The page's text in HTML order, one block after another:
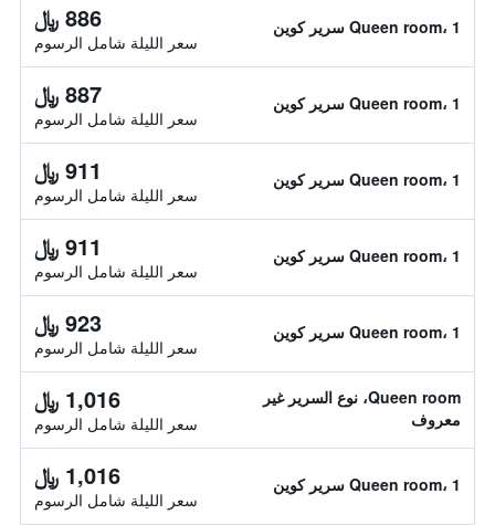
Queen room، 1 سرير كوين 886 ﷼
سعر الليلة شامل الرسوم
Queen room، 1 سرير كوين 887 ﷼
سعر الليلة شامل الرسوم
Queen room، 1 سرير كوين 911 ﷼
سعر الليلة شامل الرسوم
Queen room، 1 سرير كوين 911 ﷼
سعر الليلة شامل الرسوم
Queen room، 1 سرير كوين 923 ﷼
سعر الليلة شامل الرسوم
Queen room، نوع السرير غير
معروف
1,016 ﷼
سعر الليلة شامل الرسوم
Queen room، 1 سرير كوين 1,016 ﷼
سعر الليلة شامل الرسوم